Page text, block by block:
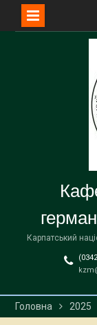
Карпатський
Головна 2025